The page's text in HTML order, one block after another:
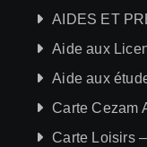
AIDES ET
Aide aux
Aide aux
Carte Cezam
Carte Loisirs